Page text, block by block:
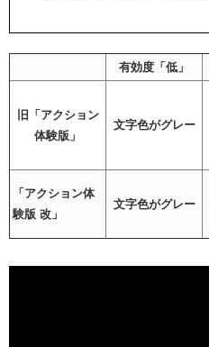
有効度「低」
旧「アクション
体験版」
文字色がグレー
「アクション体
験版 改」
文字色がグレー